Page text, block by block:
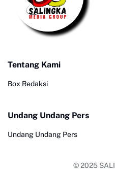
Tentang Kami
Box Redaksi
Undang Undang Pers
Undang Undang Pers
© 2025